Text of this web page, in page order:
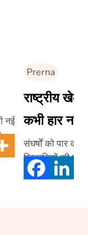
नई
Prerna
राष्ट्रीय खेल
कभी हार नहीं
संघर्षों को पार